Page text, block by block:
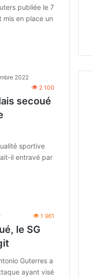
publiée le 7
mis en place un
2022
2 100
secoué
sportive
il entravé par
1 961
le SG
Guterres a
ayant visé